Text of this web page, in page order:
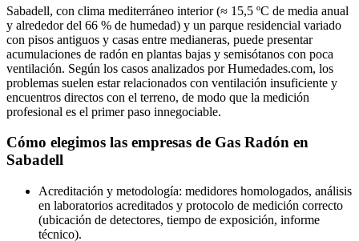
Sabadell, con clima mediterráneo interior (≈ 15,5 ºC de media anual
y alrededor del 66 % de humedad) y un parque residencial variado
con pisos antiguos y casas entre medianeras, puede presentar
acumulaciones de radón en plantas bajas y semisótanos con poca
ventilación. Según los casos analizados por Humedades.com, los
problemas suelen estar relacionados con ventilación insuficiente y
encuentros directos con el terreno, de modo que la medición
profesional es el primer paso innegociable.
Cómo elegimos las empresas de Gas Radón en
Sabadell
Acreditación y metodología: medidores homologados, análisis
en laboratorios acreditados y protocolo de medición correcto
(ubicación de detectores, tiempo de exposición, informe
técnico).